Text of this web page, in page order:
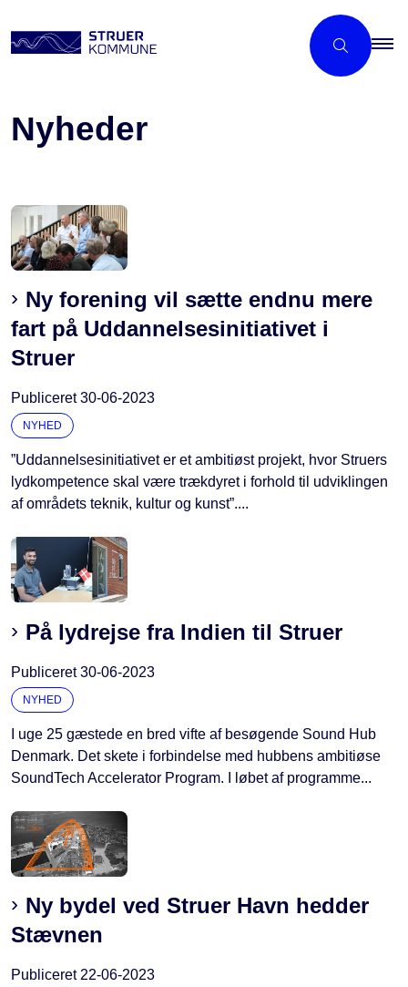
Nyheder
Ny forening vil sætte endnu mere
fart på Uddannelses­initiativet i
Struer
Publiceret30-06-2023
NYHED
”Uddannelsesinitiativet er et ambitiøst projekt, hvor Struers
lydkompetence skal være trækdyret i forhold til udviklingen
af områdets teknik, kultur og kunst”....
På lydrejse fra Indien til Struer
Publiceret30-06-2023
NYHED
I uge 25 gæstede en bred vifte af besøgende Sound Hub
Denmark. Det skete i forbindelse med hubbens ambitiøse
SoundTech Accelerator Program. I løbet af programme...
Ny bydel ved Struer Havn hedder
Stævnen
Publiceret 22-06-2023